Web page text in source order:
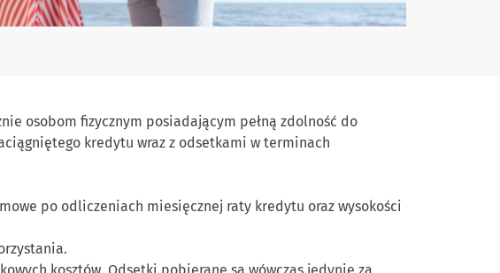
osobom fizycznym posiadającym pełną zdolność do
kredytu wraz z odsetkami w terminach
po odliczeniach miesięcznej raty kredytu oraz wysokości
kosztów. Odsetki pobierane są wówczas jedynie za